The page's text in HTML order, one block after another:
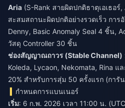
Aria (S-Rank สายผิดปกติธาตุเอเธอร์
สะสมสถานะผิดปกติอย่างรวดเร็ว การ
Denny, Basic Anomaly Seal 4 ชิ้น,
วัสดุ Controller 30 ชิ้น
ช่องสัญญาณถาวร (Stable Channel)
Koleda, Lycaon, Nekomata, Rina แ
20% สำหรับการสุ่ม 50 ครั้งแรก (การั
กำหนดการแบนเนอร์
เริ่ม: 6 ก.พ. 2026 เวลา 11:00 น.